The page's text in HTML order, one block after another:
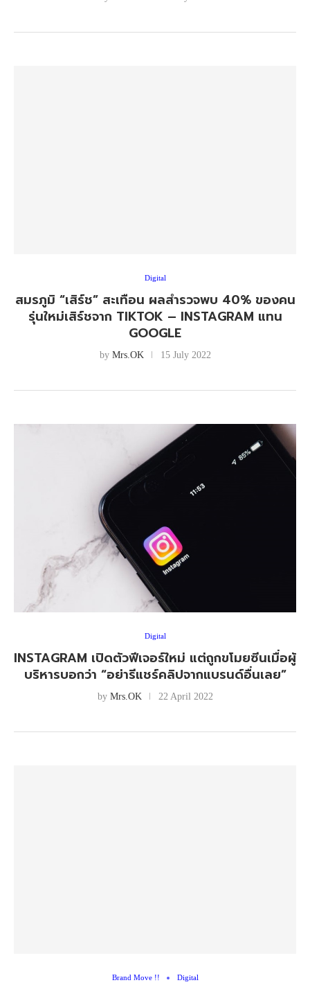
Digital
สมรภูมิ “เสิร์ช” สะเทือน ผลสำรวจพบ 40% ของคน
รุ่นใหม่เสิร์ชจาก TIKTOK – INSTAGRAM แทน
GOOGLE
by Mrs.OK 15 July 2022
Digital
INSTAGRAM เปิดตัวฟีเจอร์ใหม่ แต่ถูกขโมยซีนเมื่อผู้
บริหารบอกว่า “อย่ารีแชร์คลิปจากแบรนด์อื่นเลย”
by Mrs.OK 22 April 2022
Brand Move !! Digital